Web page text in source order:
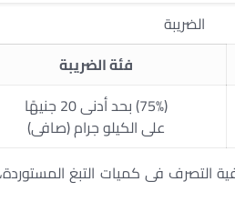
الضريبة
فئة الضريبة
(75%) بحد أدنى 20 جنيهًا
على الكيلو جرام (صافى)
التصرف فى كميات التبغ